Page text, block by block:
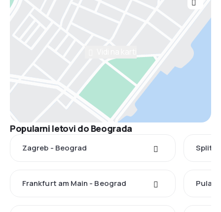
Popularni letovi do Beograda
Zagreb - Beograd Split -
Frankfurt am Main - Beograd Pula -